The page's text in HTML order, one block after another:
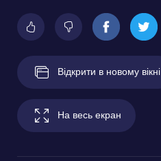
Відкрити в новому вікні
На весь екран